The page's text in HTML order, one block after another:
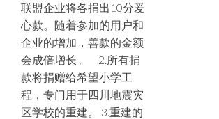
联盟企业将各捐出10分爱
心款。随着参加的用户和
企业的增加，善款的金额
会成倍增长 。 2.所有捐
款将捐赠给希望小学工
程，专门用于四川地震灾
区学校的重建。 3.重建的